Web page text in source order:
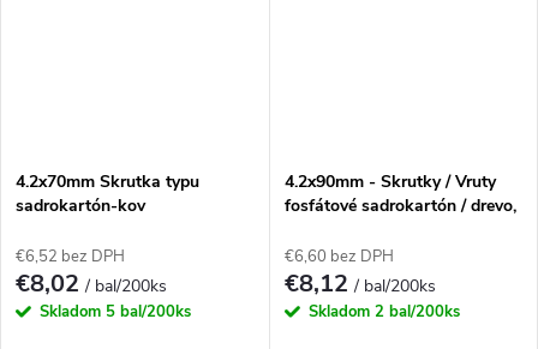
4.2x70mm Skrutka typu
sadrokartón-kov
€6,52 bez DPH
€8,02/ bal/200ks
Skladom 5 bal/200ks
4.2x90mm - Skrutky / Vruty
fosfátové sadrokartón / drevo,
€6,60 bez DPH
€8,12/ bal/200ks
Skladom 2 bal/200ks